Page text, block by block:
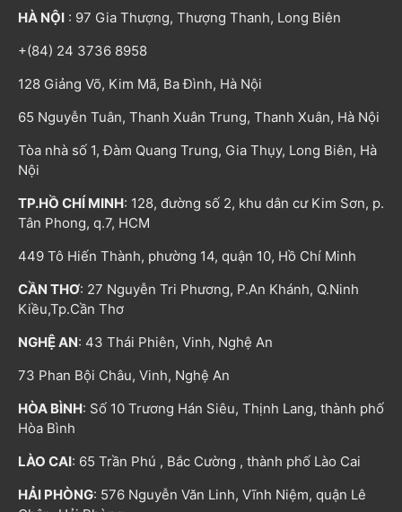
HÀ NỘI : 97 Gia Thượng, Thượng Thanh, Long Biên
+(84) 24 3736 8958
128 Giảng Võ, Kim Mã, Ba Đình, Hà Nội
65 Nguyễn Tuân, Thanh Xuân Trung, Thanh Xuân, Hà Nội
Tòa nhà số 1, Đàm Quang Trung, Gia Thụy, Long Biên, Hà
Nội
TP.HỒ CHÍ MINH: 128, đường số 2, khu dân cư Kim Sơn, p.
Tân Phong, q.7, HCM
449 Tô Hiến Thành, phường 14, quận 10, Hồ Chí Minh
CẦN THƠ: 27 Nguyễn Tri Phương, P.An Khánh, Q.Ninh
Kiều,Tp.Cần Thơ
NGHỆ AN: 43 Thái Phiên, Vinh, Nghệ An
73 Phan Bội Châu, Vinh, Nghệ An
HÒA BÌNH: Số 10 Trương Hán Siêu, Thịnh Lang, thành phố
Hòa Bình
LÀO CAI: 65 Trần Phú , Bắc Cường , thành phố Lào Cai
HẢI PHÒNG: 576 Nguyễn Văn Linh, Vĩnh Niệm, quận Lê